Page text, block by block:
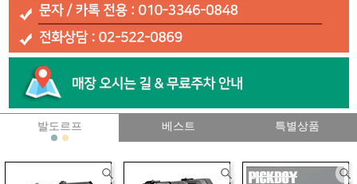
발도르프 베스트 특별상품